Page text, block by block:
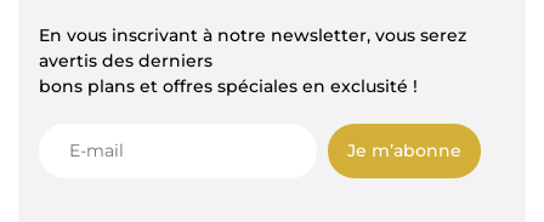
En vous inscrivant à notre newsletter, vous serez
avertis des derniers
bons plans et offres spéciales en exclusité !
Je m’abonne